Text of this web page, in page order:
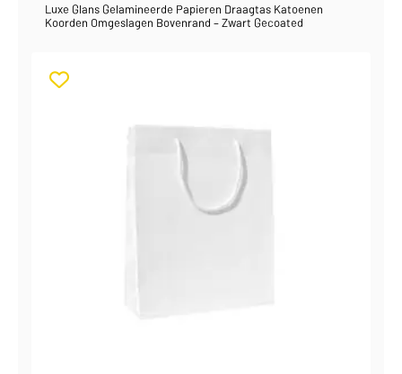
Luxe Glans Gelamineerde Papieren Draagtas Katoenen
Koorden Omgeslagen Bovenrand – Zwart Gecoated